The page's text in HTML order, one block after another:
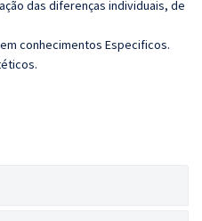
das diferenças individuais, de
conhecimentos Especificos.